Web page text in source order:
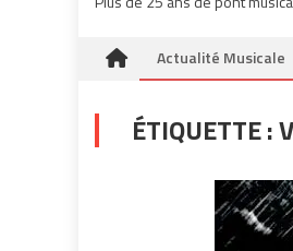
Actualité Musicale
ÉTIQUETTE :